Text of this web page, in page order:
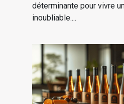
déterminante pour vivre
inoubliable....